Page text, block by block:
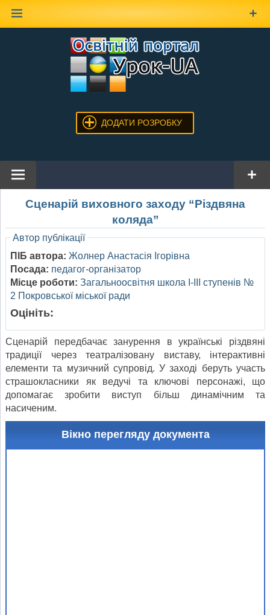
ДОДАТИ РОЗРОБКУ
Сценарій виховного заходу “Різдвяна
коляда”
Автор публікації
ПІБ автора: Жолнер Анастасія Ігорівна
Посада: педагог-організатор
Місце роботи: Загальноосвітня школа І-ІІІ ступенів №
2 Покровської міської ради
Оцініть:
Сценарій передбачає занурення в українські різдвяні
традиції через театралізовану виставу, інтерактивні
елементи та музичний супровід. У заході беруть участь
страшокласники як ведучі та ключові персонажі, що
допомагає зробити виступ більш динамічним та
насиченим.
Вікно перегляду документа